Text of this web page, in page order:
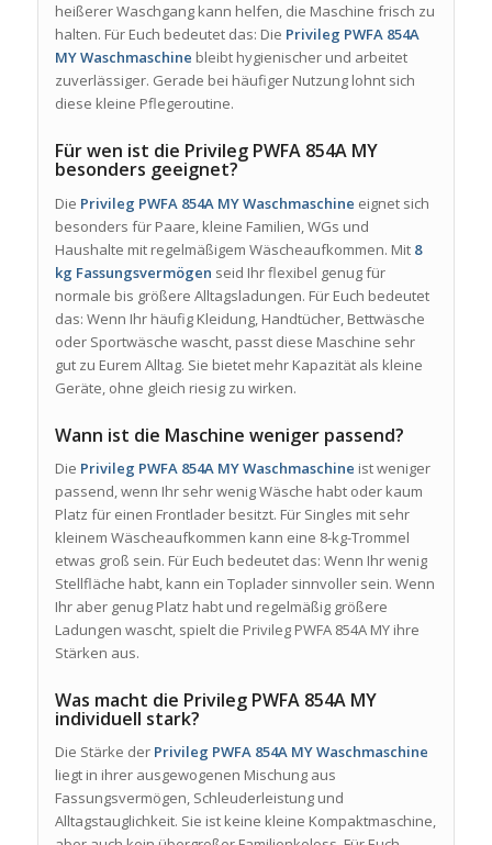
heißerer Waschgang kann helfen, die Maschine frisch zu
halten. Für Euch bedeutet das: Die Privileg PWFA 854A
MY Waschmaschine bleibt hygienischer und arbeitet
zuverlässiger. Gerade bei häufiger Nutzung lohnt sich
diese kleine Pflegeroutine.
Für wen ist die Privileg PWFA 854A MY
besonders geeignet?
Die Privileg PWFA 854A MY Waschmaschine eignet sich
besonders für Paare, kleine Familien, WGs und
Haushalte mit regelmäßigem Wäscheaufkommen. Mit 8
kg Fassungsvermögen seid Ihr flexibel genug für
normale bis größere Alltagsladungen. Für Euch bedeutet
das: Wenn Ihr häufig Kleidung, Handtücher, Bettwäsche
oder Sportwäsche wascht, passt diese Maschine sehr
gut zu Eurem Alltag. Sie bietet mehr Kapazität als kleine
Geräte, ohne gleich riesig zu wirken.
Wann ist die Maschine weniger passend?
Die Privileg PWFA 854A MY Waschmaschine ist weniger
passend, wenn Ihr sehr wenig Wäsche habt oder kaum
Platz für einen Frontlader besitzt. Für Singles mit sehr
kleinem Wäscheaufkommen kann eine 8-kg-Trommel
etwas groß sein. Für Euch bedeutet das: Wenn Ihr wenig
Stellfläche habt, kann ein Toplader sinnvoller sein. Wenn
Ihr aber genug Platz habt und regelmäßig größere
Ladungen wascht, spielt die Privileg PWFA 854A MY ihre
Stärken aus.
Was macht die Privileg PWFA 854A MY
individuell stark?
Die Stärke der Privileg PWFA 854A MY Waschmaschine
liegt in ihrer ausgewogenen Mischung aus
Fassungsvermögen, Schleuderleistung und
Alltagstauglichkeit. Sie ist keine kleine Kompaktmaschine,